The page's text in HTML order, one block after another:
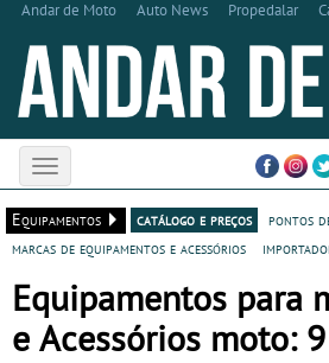
Andar de Moto Auto News Propedalar
Toggle
navigation
Equipamentos
catálogo e preços
pontos
marcas de equipamentos e acessórios
Equipamentos para
e Acessórios moto: 9